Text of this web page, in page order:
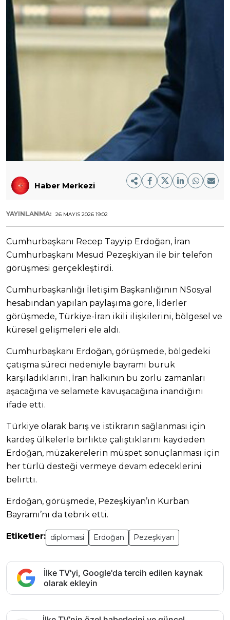
Haber Merkezi
YAYINLANMA: 26 MAYIS 2026 19:02
Cumhurbaşkanı Recep Tayyip Erdoğan, İran
Cumhurbaşkanı Mesud Pezeşkiyan ile bir telefon
görüşmesi gerçekleştirdi.
Cumhurbaşkanlığı İletişim Başkanlığının NSosyal
hesabından yapılan paylaşıma göre, liderler
görüşmede, Türkiye-İran ikili ilişkilerini, bölgesel ve
küresel gelişmeleri ele aldı.
Cumhurbaşkanı Erdoğan, görüşmede, bölgedeki
çatışma süreci nedeniyle bayramı buruk
karşıladıklarını, İran halkının bu zorlu zamanları
aşacağına ve selamete kavuşacağına inandığını
ifade etti.
Türkiye olarak barış ve istikrarın sağlanması için
kardeş ülkelerle birlikte çalıştıklarını kaydeden
Erdoğan, müzakerelerin müspet sonuçlanması için
her türlü desteği vermeye devam edeceklerini
belirtti.
Erdoğan, görüşmede, Pezeşkiyan’ın Kurban
Bayramı’nı da tebrik etti.
Etiketler: diplomasi Erdoğan Pezeşkiyan
İlke TV'yi, Google'da tercih edilen kaynak
olarak ekleyin